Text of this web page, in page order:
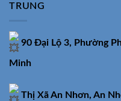
TRUNG
90 Đại Lộ 3, Phường
Minh
Thị Xã An Nhơn, An